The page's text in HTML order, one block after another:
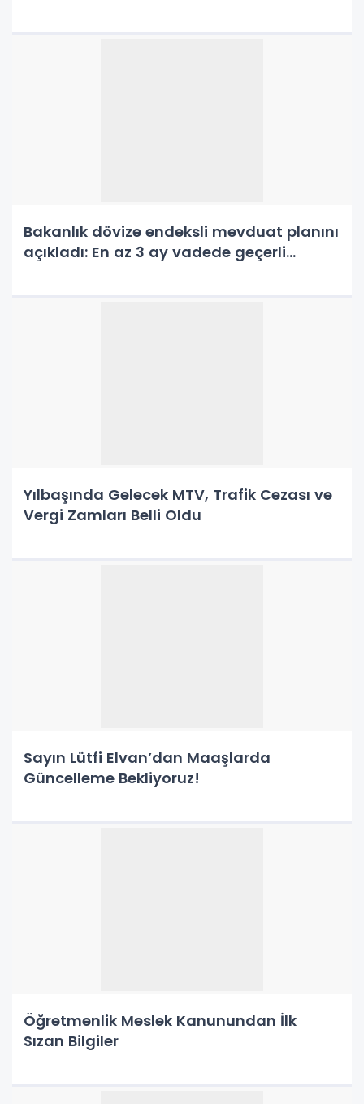
Bakanlık dövize endeksli mevduat planını
açıkladı: En az 3 ay vadede geçerli...
Yılbaşında Gelecek MTV, Trafik Cezası ve
Vergi Zamları Belli Oldu
Sayın Lütfi Elvan’dan Maaşlarda
Güncelleme Bekliyoruz!
Öğretmenlik Meslek Kanunundan İlk
Sızan Bilgiler